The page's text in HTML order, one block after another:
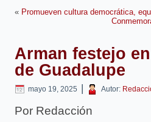
« Promueven cultura democrática,
Arman festejo
de Guadalupe
mayo 19, 2025 | Autor:
Por Redacción